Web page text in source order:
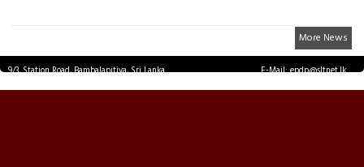
More News
9/3, Station Road, Bambalapitiya, Sri Lanka.
E-Mail: epdp@sltnet.lk